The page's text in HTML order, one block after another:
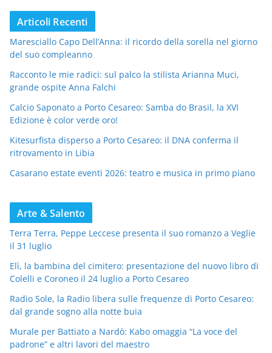
Articoli Recenti
Maresciallo Capo Dell’Anna: il ricordo della sorella nel giorno
del suo compleanno
Racconto le mie radici: sul palco la stilista Arianna Muci,
grande ospite Anna Falchi
Calcio Saponato a Porto Cesareo: Samba do Brasil, la XVI
Edizione è color verde oro!
Kitesurfista disperso a Porto Cesareo: il DNA conferma il
ritrovamento in Libia
Casarano estate eventi 2026: teatro e musica in primo piano
Arte & Salento
Terra Terra, Peppe Leccese presenta il suo romanzo a Veglie
il 31 luglio
Elì, la bambina del cimitero: presentazione del nuovo libro di
Colelli e Coroneo il 24 luglio a Porto Cesareo
Radio Sole, la Radio libera sulle frequenze di Porto Cesareo:
dal grande sogno alla notte buia
Murale per Battiato a Nardò: Kabo omaggia “La voce del
padrone” e altri lavori del maestro